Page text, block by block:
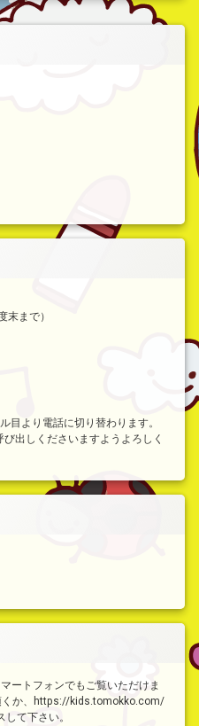
末まで）
目より電話に切り替わります。
出しくださいますようよろしく
ートフォンでもご覧いただけま
くか、https://kids.tomokko.com/
て下さい。